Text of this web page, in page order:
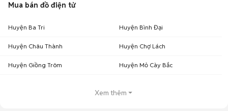
Mua bán đồ điện tử
Huyện Ba Tri Huyện Bình Đại
Huyện Châu Thành Huyện Chợ Lách
Huyện Giồng Trôm Huyện Mỏ Cày Bắc
Xem thêm